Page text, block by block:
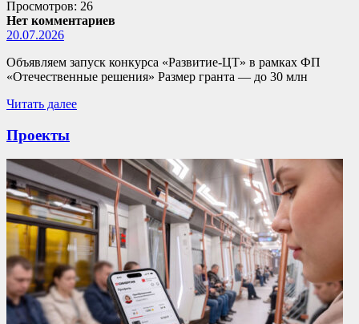
Просмотров: 26
Нет комментариев
20.07.2026
Объявляем запуск конкурса «Развитие-ЦТ» в рамках ФП
«Отечественные решения» Размер гранта — до 30 млн
Читать далее
Проекты